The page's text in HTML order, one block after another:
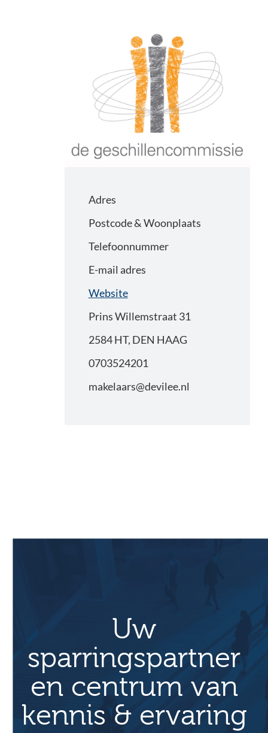
Adres
Postcode & Woonplaats
Telefoonnummer
E-mail adres
Website
Prins Willemstraat 31
2584 HT, DEN HAAG
0703524201
makelaars@devilee.nl
Uw
sparringspartner
en centrum van
kennis & ervaring